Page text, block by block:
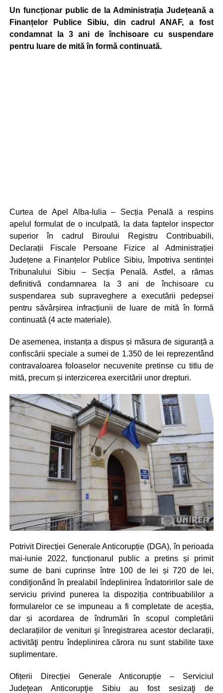
Un funcționar public de la Administrația Județeană a
Finanțelor Publice Sibiu, din cadrul ANAF, a fost
condamnat la 3 ani de închisoare cu suspendare
pentru luare de mită în formă continuată.
Curtea de Apel Alba-Iulia – Secția Penală a respins
apelul formulat de o inculpată, la data faptelor inspector
superior în cadrul Biroului Registru Contribuabili,
Declarații Fiscale Persoane Fizice al Administrației
Județene a Finanțelor Publice Sibiu, împotriva sentinței
Tribunalului Sibiu – Secția Penală. Astfel, a rămas
definitivă condamnarea la 3 ani de închisoare cu
suspendarea sub supraveghere a executării pedepsei
pentru săvârșirea infracțiunii de luare de mită în formă
continuată (4 acte materiale).
De asemenea, instanța a dispus și măsura de siguranță a
confiscării speciale a sumei de 1.350 de lei reprezentând
contravaloarea foloaselor necuvenite pretinse cu titlu de
mită, precum și interzicerea exercitării unor drepturi.
Potrivit Direcției Generale Anticorupție (DGA), în perioada
mai-iunie 2022, funcționarul public a pretins și primit
sume de bani cuprinse între 100 de lei și 720 de lei,
condiţionând în prealabil îndeplinirea îndatoririlor sale de
serviciu privind punerea la dispoziția contribuabililor a
formularelor ce se impuneau a fi completate de aceștia,
dar și acordarea de îndrumări în scopul completării
declarațiilor de venituri şi înregistrarea acestor declarații,
activităţi pentru îndeplinirea cărora nu sunt stabilite taxe
suplimentare.
Ofițerii Direcției Generale Anticorupție – Serviciul
Judeţean Anticorupţie Sibiu au fost sesizaţi de